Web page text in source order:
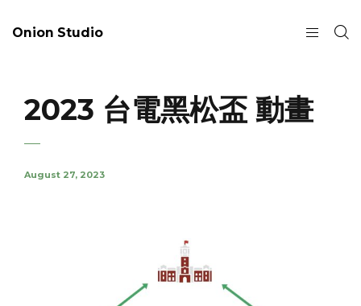
Onion Studio
2023 台電黑松盃 動畫
August 27, 2023